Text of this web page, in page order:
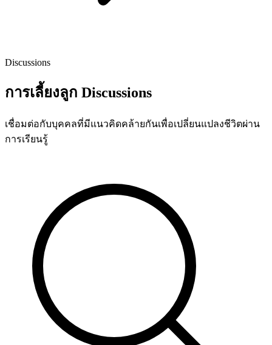
Discussions
การเลี้ยงลูก Discussions
เชื่อมต่อกับบุคคลที่มีแนวคิดคล้ายกันเพื่อเปลี่ยนแปลงชีวิตผ่าน
การเรียนรู้